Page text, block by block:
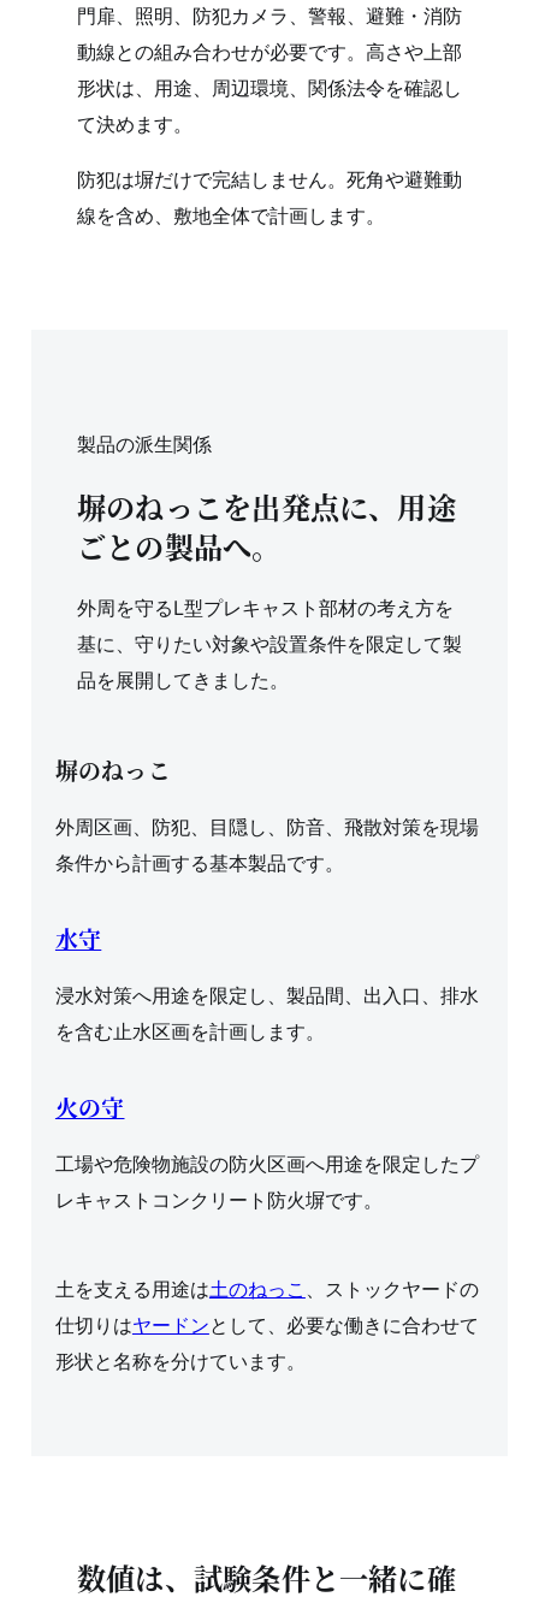
門扉、照明、防犯カメラ、警報、避難・消防
動線との組み合わせが必要です。高さや上部
形状は、用途、周辺環境、関係法令を確認し
て決めます。
防犯は塀だけで完結しません。死角や避難動
線を含め、敷地全体で計画します。
製品の派生関係
塀のねっこを出発点に、用途
ごとの製品へ。
外周を守るL型プレキャスト部材の考え方を
基に、守りたい対象や設置条件を限定して製
品を展開してきました。
塀のねっこ
外周区画、防犯、目隠し、防音、飛散対策を現場
条件から計画する基本製品です。
水守
浸水対策へ用途を限定し、製品間、出入口、排水
を含む止水区画を計画します。
火の守
工場や危険物施設の防火区画へ用途を限定したプ
レキャストコンクリート防火塀です。
土を支える用途は土のねっこ 、ストックヤードの
仕切りはヤードンとして、必要な働きに合わせて
形状と名称を分けています。
数値は、試験条件と一緒に確